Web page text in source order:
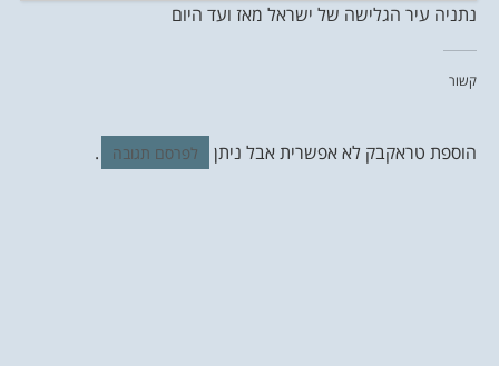
נתניה עיר הגלישה של ישראל מאז ועד היום
קשור
הוספת טראקבק לא אפשרית אבל ניתן לפרסם תגובה .